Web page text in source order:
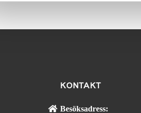
KONTAKT
Besöksadress: